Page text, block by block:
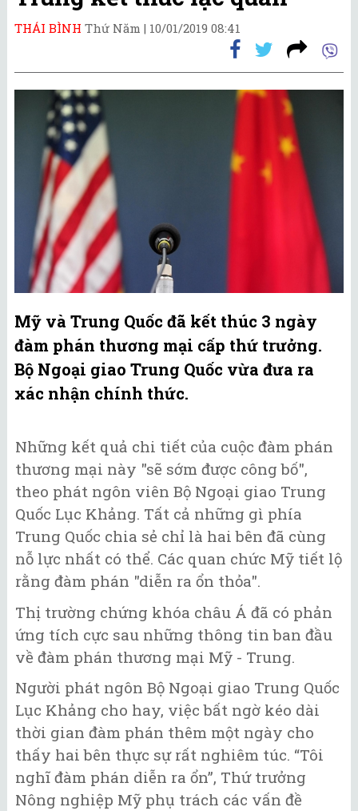
THÁI BÌNH Thứ Năm | 10/01/2019 08:41
Mỹ và Trung Quốc đã kết thúc 3 ngày
đàm phán thương mại cấp thứ trưởng.
Bộ Ngoại giao Trung Quốc vừa đưa ra
xác nhận chính thức.
Những kết quả chi tiết của cuộc đàm phán
thương mại này "sẽ sớm được công bố",
theo phát ngôn viên Bộ Ngoại giao Trung
Quốc Lục Khảng. Tất cả những gì phía
Trung Quốc chia sẻ chỉ là hai bên đã cùng
nỗ lực nhất có thể. Các quan chức Mỹ tiết lộ
rằng đàm phán "diễn ra ổn thỏa".
Thị trường chứng khóa châu Á đã có phản
ứng tích cực sau những thông tin ban đầu
về đàm phán thương mại Mỹ - Trung.
Người phát ngôn Bộ Ngoại giao Trung Quốc
Lục Khảng cho hay, việc bất ngờ kéo dài
thời gian đàm phán thêm một ngày cho
thấy hai bên thực sự rất nghiêm túc. “Tôi
nghĩ đàm phán diễn ra ổn”, Thứ trưởng
Nông nghiệp Mỹ phụ trách các vấn đề